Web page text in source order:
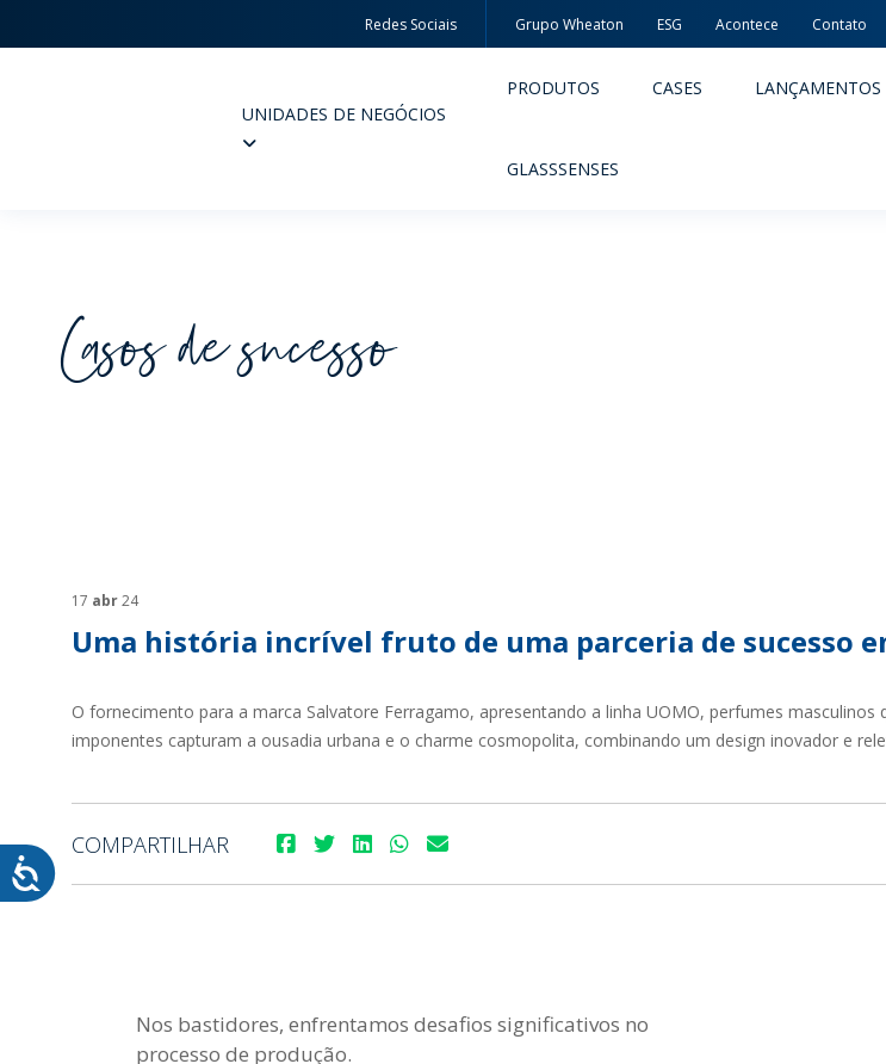
Redes Sociais Grupo Wheaton ESG Acontece Contato
UNIDADES DE NEGÓCIOS
PRODUTOS
BLOG
PRODUTOS CASES LANÇAMENTOS
GLASSSENSES
Casos de sucesso
17 abr24
Uma história incrível fruto de uma parceria de sucesso
O fornecimento para a marca Salvatore Ferragamo, apresentando a linha UOMO, perfumes
imponentes capturam a ousadia urbana e o charme cosmopolita, combinando um design inovador e
COMPARTILHAR
Nos bastidores, enfrentamos desafios significativos no
processo de produção.